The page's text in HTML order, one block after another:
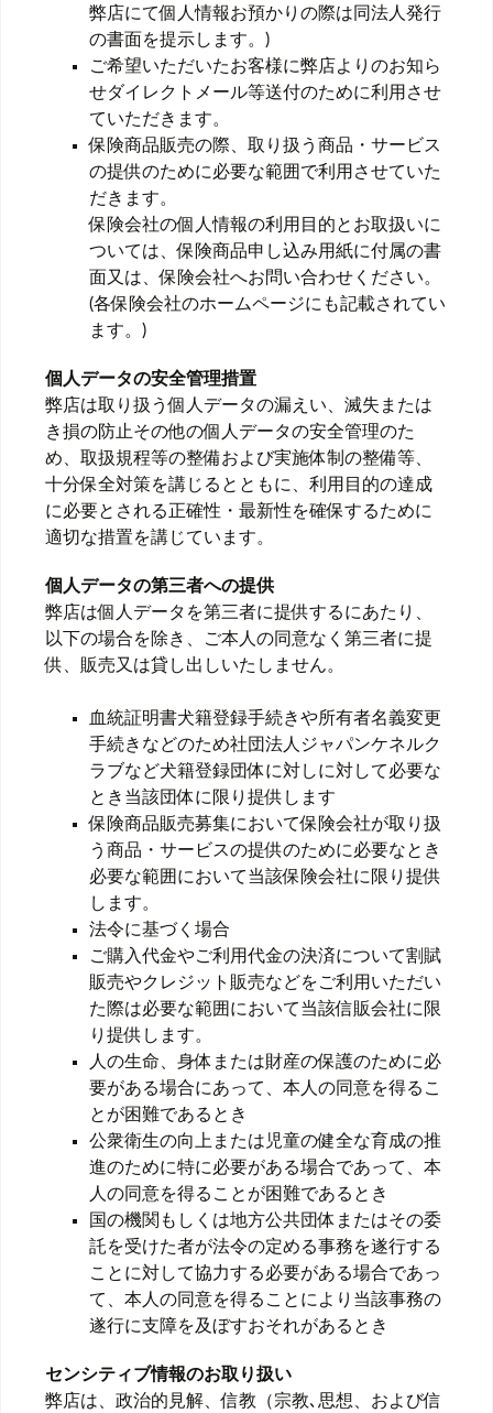
弊店にて個人情報お預かりの際は同法人発行
の書面を提示します。)
ご希望いただいたお客様に弊店よりのお知ら
せダイレクトメール等送付のために利用させ
ていただきます。
保険商品販売の際、取り扱う商品・サービス
の提供のために必要な範囲で利用させていた
だきます。
保険会社の個人情報の利用目的とお取扱いに
ついては、保険商品申し込み用紙に付属の書
面又は、保険会社へお問い合わせください。
(各保険会社のホームページにも記載されてい
ます。)
個人データの安全管理措置
弊店は取り扱う個人データの漏えい、滅失または
き損の防止その他の個人データの安全管理のた
め、取扱規程等の整備および実施体制の整備等、
十分保全対策を講じるとともに、利用目的の達成
に必要とされる正確性・最新性を確保するために
適切な措置を講じています。
個人データの第三者への提供
弊店は個人データを第三者に提供するにあたり、
以下の場合を除き、ご本人の同意なく第三者に提
供、販売又は貸し出しいたしません。
血統証明書犬籍登録手続きや所有者名義変更
手続きなどのため社団法人ジャパンケネルク
ラブなど犬籍登録団体に対しに対して必要な
とき当該団体に限り提供します
保険商品販売募集において保険会社が取り扱
う商品・サービスの提供のために必要なとき
必要な範囲において当該保険会社に限り提供
します。
法令に基づく場合
ご購入代金やご利用代金の決済について割賦
販売やクレジット販売などをご利用いただい
た際は必要な範囲において当該信販会社に限
り提供します。
人の生命、身体または財産の保護のために必
要がある場合にあって、本人の同意を得るこ
とが困難であるとき
公衆衛生の向上または児童の健全な育成の推
進のために特に必要がある場合であって、本
人の同意を得ることが困難であるとき
国の機関もしくは地方公共団体またはその委
託を受けた者が法令の定める事務を遂行する
ことに対して協力する必要がある場合であっ
て、本人の同意を得ることにより当該事務の
遂行に支障を及ぼすおそれがあるとき
センシティブ情報のお取り扱い
弊店は、政治的見解、信教（宗教､思想、および信